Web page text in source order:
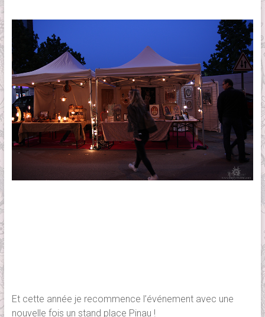
Et cette année je recommence l’événement avec une
nouvelle fois un stand place Pinau !